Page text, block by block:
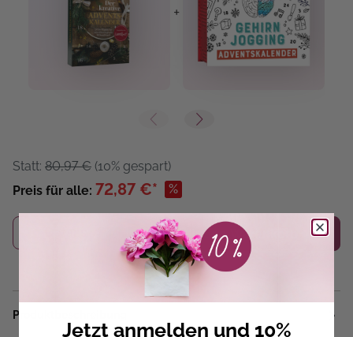
+
Statt: 80,97 € (10% gespart)
Preis für alle: 72,87 €* %
In den Warenkorb
Produktbeschreibung
Jetzt anmelden und 10%